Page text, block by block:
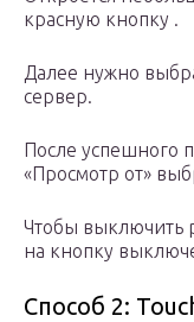
красную кнопку .
Далее нужно
сервер.
После успешного
«Просмотр от»
Чтобы выключить
на кнопку
Способ 2: